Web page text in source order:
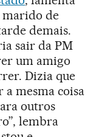
marido de
demais.
sair da PM
um amigo
Dizia que
a mesma coisa
outros
lembra